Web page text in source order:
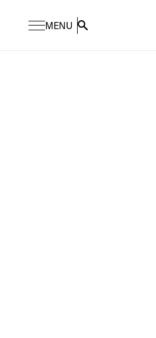
MENU Search